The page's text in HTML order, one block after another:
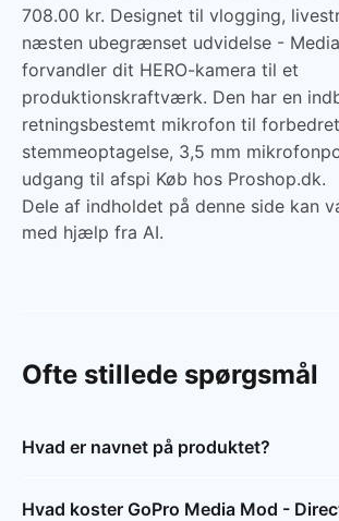
708.00 kr. Designet til vlogging,
næsten ubegrænset udvidelse -
forvandler dit HERO-kamera til et
produktionskraftværk. Den har en
retningsbestemt mikrofon til forbedret
stemmeoptagelse, 3,5 mm
udgang til afspi Køb hos Proshop.dk.
Dele af indholdet på denne side kan
med hjælp fra AI.
Ofte stillede spørgsmål
Hvad er navnet på produktet?
Hvad koster GoPro Media Mod -